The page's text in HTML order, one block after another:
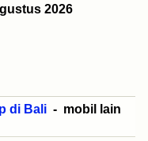
2026
di Bali - mobil lain